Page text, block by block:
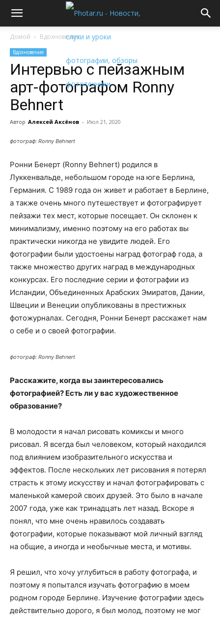
Домой Вдохновение
Вдохновение
Интервью с пейзажным
арт-фотографом Ronny
Behnert
Автор Алексей Аксёнов - Июл 21, 2020
фотограф: Ronny Behnert
Ронни Бенерт (Ronny Behnert) родился в
Луккенвальде, небольшом городе на юге Берлина,
Германия. С 1989 года он живет и работает в Берлине,
а также очень много путешествует и фотографирует
пейзажи тех мест, которые посещает. Он склонен к
минимализму, именно поэтому на его работах вы
практически никогда не увидите людей. Его
фотографии были удостоены наград фотограф года, а
также множество других наград в международных
конкурсах. Его последние серии и фотографии из
Исландии, Объединенных Арабских Эмиратов, Дании,
Швеции и Венеции опубликованы в престижных
фотожурналах. Сегодня, Ронни Бенерт расскажет нам
о себе и о своей фотографии.
фотограф: Ronny Behnert
Расскажите, когда вы заинтересовались
фотографией? Есть ли у вас художественное
образование?
В молодости я начал рисовать комиксы и много
рисовал. Я всегда был человеком, который находился
под влиянием изобразительного искусства и
эффектов. После нескольких лет рисования я потерял
страсть к этому искусству и начал фотографировать с
маленькой камерой своих друзей. Это было в начале
2007 года, уже как тринадцать лет назад. Вскоре я
понял, что мне очень нравилось создавать
фотографии, которые показывают мой личный взгляд
на общие, а иногда и необычные места, и мотивы.
Я решил, что хочу углубиться в работу фотографа, и
поэтому я попытался изучать фотографию в моем
родном городе Берлине. Изучение фотографии здесь
действительно дорого, я был молод, поэтому не мог